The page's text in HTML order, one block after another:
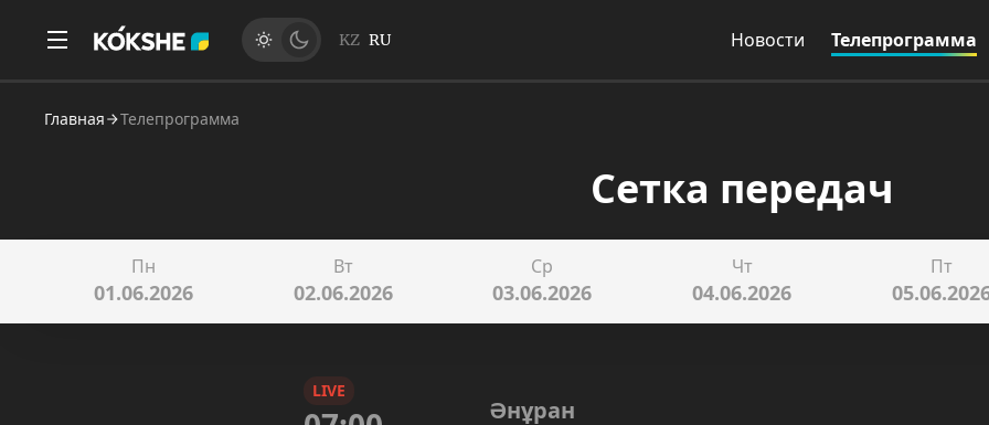
KZ RU Новости Телепрограмма
Главная Телепрограмма
Сетка передач
Пн
01.06.2026
Вт
02.06.2026
Ср
03.06.2026
Чт
04.06.2026
Пт
LIVE
Әнұран